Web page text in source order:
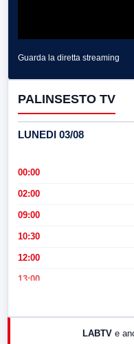
Guarda la diretta streaming
PALINSESTO TV
LUNEDI 03/08
00:00
02:00
09:00
10:30
12:00
13:00
LABTV e